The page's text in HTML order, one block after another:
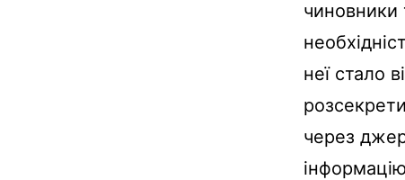
чиновники
неї стало
через